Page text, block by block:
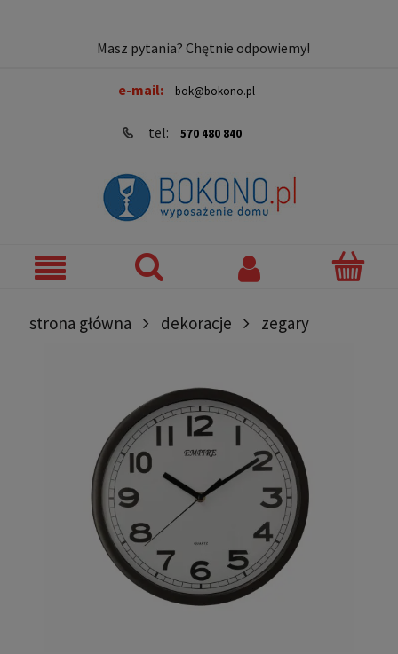
Masz pytania? Chętnie odpowiemy!
e-mail: bok@bokono.pl
tel: 570 480 840
strona główna dekoracje zegary